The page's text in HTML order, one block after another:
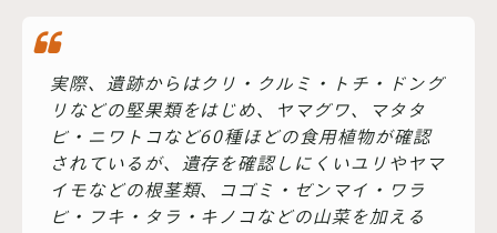
実際、遺跡からはクリ・クルミ・トチ・ドング
リなどの堅果類をはじめ、ヤマグワ、マタタ
ビ・ニワトコなど60種ほどの食用植物が確認
されているが、遺存を確認しにくいユリやヤマ
イモなどの根茎類、コゴミ・ゼンマイ・ワラ
ビ・フキ・タラ・キノコなどの山菜を加える